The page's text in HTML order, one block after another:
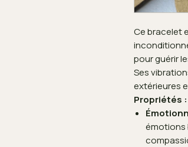
Ce bracelet
pour guérir
Ses
extérieures
Propriétés :
émotions